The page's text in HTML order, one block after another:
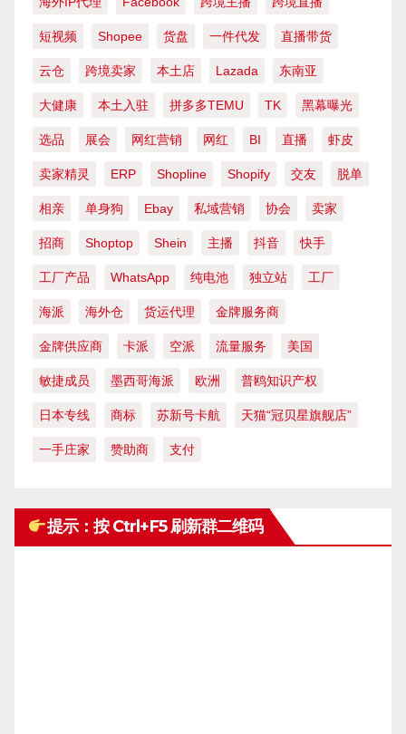
短视频 Shopee 货盘 一件代发 直播带货
云仓 跨境卖家 本土店 Lazada 东南亚
大健康 本土入驻 拼多多TEMU TK 黑幕曝光
选品 展会 网红营销 网红 BI 直播 虾皮
卖家精灵 ERP Shopline Shopify 交友 脱单
相亲 单身狗 Ebay 私域营销 协会 卖家
招商 Shoptop Shein 主播 抖音 快手
工厂产品 WhatsApp 纯电池 独立站 工厂
海派 海外仓 货运代理 金牌服务商
金牌供应商 卡派 空派 流量服务 美国
敏捷成员 墨西哥海派 欧洲 普鸥知识产权
日本专线 商标 苏新号卡航 天猫“冠贝星旗舰店”
一手庄家 赞助商 支付
提示：按 Ctrl+F5 刷新群二维码